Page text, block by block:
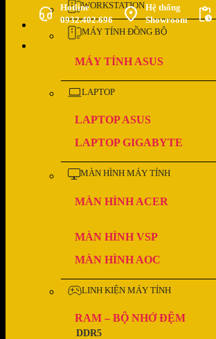
Hotline
0932.402.696
Hệ thống
Showroom
WORKSTATION
MÁY TÍNH ĐỒNG BỘ
MÁY TÍNH ASUS
LAPTOP
LAPTOP ASUS
LAPTOP GIGABYTE
MÀN HÌNH MÁY TÍNH
MÀN HÌNH ACER
MÀN HÌNH VSP
MÀN HÌNH AOC
LINH KIỆN MÁY TÍNH
RAM – BỘ NHỚ ĐỆM
DDR5